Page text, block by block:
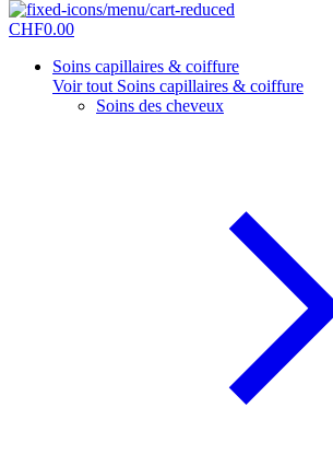
CHF0.00
Soins capillaires & coiffure
Voir tout Soins capillaires & coiffure
Soins des cheveux